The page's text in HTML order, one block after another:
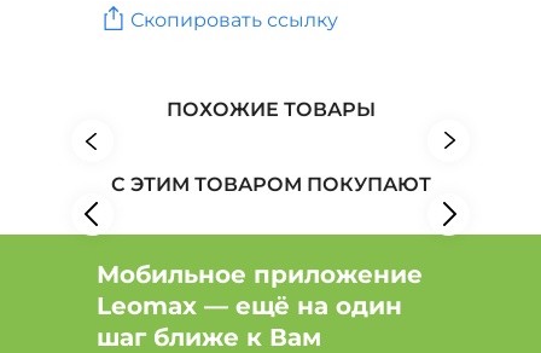
Скопировать ссылку
ПОХОЖИЕ ТОВАРЫ
С ЭТИМ ТОВАРОМ ПОКУПАЮТ
Мобильное приложение
Leomax — ещё на один
шаг ближе к Вам